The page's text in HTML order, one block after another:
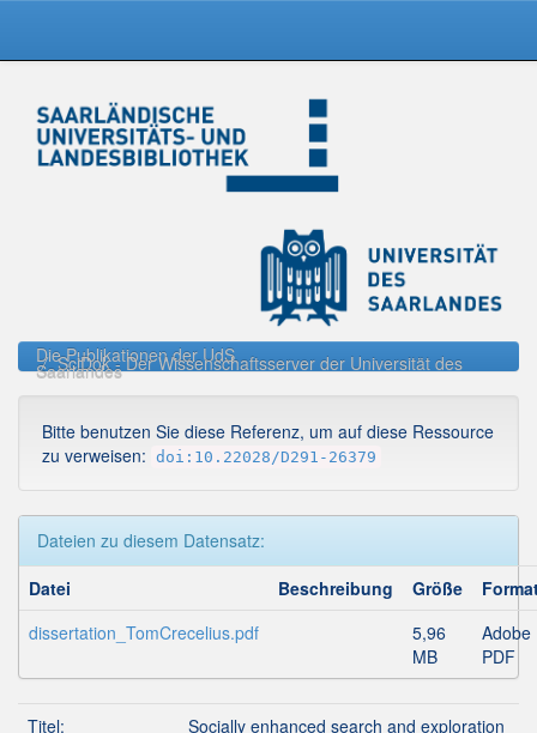
navigation
Die Publikationen der UdS
SciDok - Der Wissenschaftsserver der Universität des
Saarlandes
Bitte benutzen Sie diese Referenz, um auf diese Ressource
zu verweisen: doi:10.22028/D291-26379
Dateien zu diesem Datensatz:
Datei
Beschreibung Größe
dissertation_TomCrecelius.pdf
5,96
MB
Adobe
PDF
Titel:
Socially enhanced search and exploration